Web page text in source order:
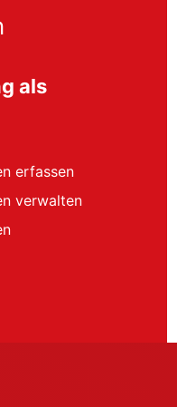
als
erfassen
verwalten